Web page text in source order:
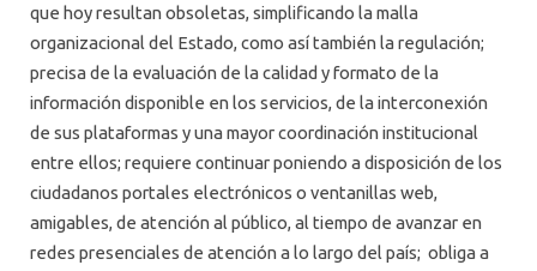
que hoy resultan obsoletas, simplificando la malla
organizacional del Estado, como así también la regulación;
precisa de la evaluación de la calidad y formato de la
información disponible en los servicios, de la interconexión
de sus plataformas y una mayor coordinación institucional
entre ellos; requiere continuar poniendo a disposición de los
ciudadanos portales electrónicos o ventanillas web,
amigables, de atención al público, al tiempo de avanzar en
redes presenciales de atención a lo largo del país; obliga a